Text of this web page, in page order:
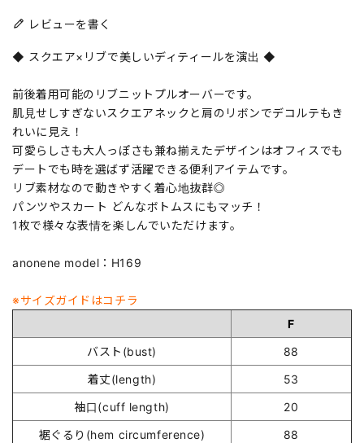
レビューを書く
◆ スクエア×リブで美しいディティールを演出 ◆
前後着用可能のリブニットプルオーバーです。
肌見せしすぎないスクエアネックと肩のリボンでデコルテもき
れいに見え！
可愛らしさも大人っぽさも兼ね揃えたデザインはオフィスでも
デートでも時を選ばず活躍できる便利アイテムです。
リブ素材なので動きやすく着心地抜群◎
パンツやスカート どんなボトムスにもマッチ！
1枚で様々な表情を楽しんでいただけます。
anonene model：H169
※サイズガイドはコチラ
F
バスト(bust)
88
着丈(length)
53
袖口(cuff length)
20
裾ぐるり(hem circumference)
88